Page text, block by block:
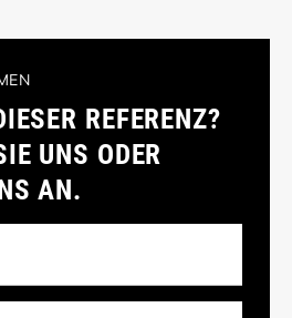
REFERENZ?
UNS ODER
AN.